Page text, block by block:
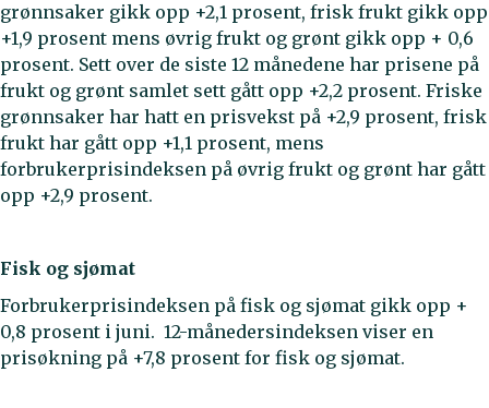
grønnsaker gikk opp +2,1 prosent, frisk frukt gikk opp
+1,9 prosent mens øvrig frukt og grønt gikk opp + 0,6
prosent. Sett over de siste 12 månedene har prisene på
frukt og grønt samlet sett gått opp +2,2 prosent. Friske
grønnsaker har hatt en prisvekst på +2,9 prosent, frisk
frukt har gått opp +1,1 prosent, mens
forbrukerprisindeksen på øvrig frukt og grønt har gått
opp +2,9 prosent.
Fisk og sjømat
Forbrukerprisindeksen på fisk og sjømat gikk opp +
0,8 prosent i juni. 12-månedersindeksen viser en
prisøkning på +7,8 prosent for fisk og sjømat.